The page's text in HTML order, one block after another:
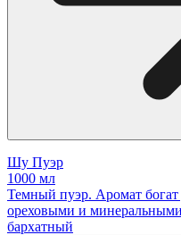
Шу Пуэр
1000 мл
Темный пуэр. Аромат
ореховыми и
бархатный